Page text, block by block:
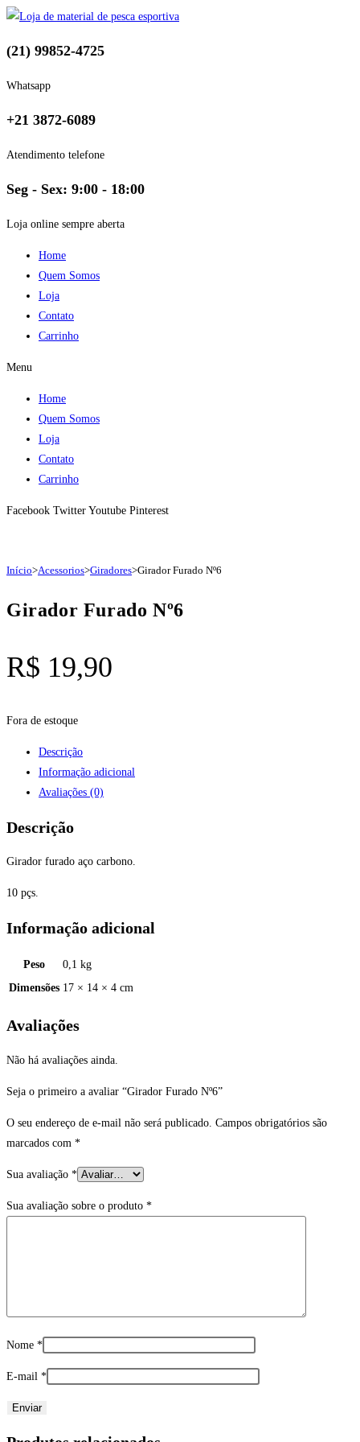
(21) 99852-4725
Whatsapp
+21 3872-6089
Atendimento telefone
Seg - Sex: 9:00 - 18:00
Loja online sempre aberta
Home
Quem Somos
Loja
Contato
Carrinho
Menu
Home
Quem Somos
Loja
Contato
Carrinho
Facebook Twitter Youtube Pinterest
Início>Acessorios>Giradores>Girador Furado Nº6
Girador Furado Nº6
R$ 19,90
Fora de estoque
Descrição
Informação adicional
Avaliações (0)
Descrição
Girador furado aço carbono.
10 pçs.
Informação adicional
Peso
0,1 kg
Dimensões 17 × 14 × 4 cm
Avaliações
Não há avaliações ainda.
Seja o primeiro a avaliar “Girador Furado Nº6”
O seu endereço de e-mail não será publicado. Campos obrigatórios são
marcados com *
Sua avaliação *
Sua avaliação sobre o produto *
Nome *
E-mail *